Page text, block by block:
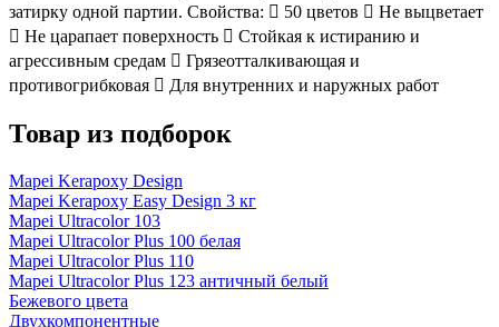
затирку одной партии. Свойства:  50 цветов  Не выцветает
 Не царапает поверхность  Стойкая к истиранию и
агрессивным средам  Грязеотталкивающая и
противогрибковая  Для внутренних и наружных работ
Товар из подборок
Mapei Kerapoxy Design
Mapei Kerapoxy Easy Design 3 кг
Mapei Ultracolor 103
Mapei Ultracolor Plus 100 белая
Mapei Ultracolor Plus 110
Mapei Ultracolor Plus 123 античный белый
Бежевого цвета
Двухкомпонентные